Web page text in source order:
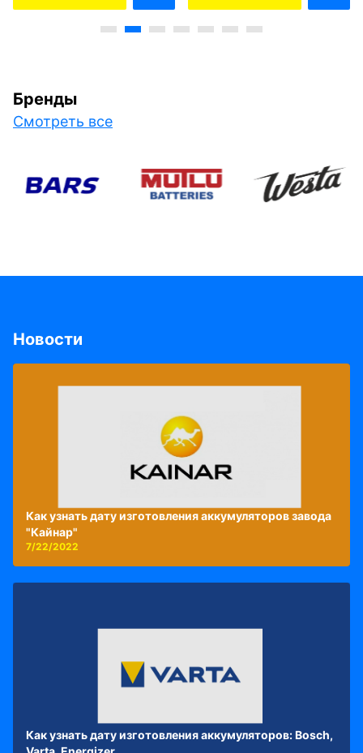
Бренды
Смотреть все
Новости
Как узнать дату изготовления аккумуляторов завода
"Кайнар"
7/22/2022
Как узнать дату изготовления аккумуляторов: Bosch,